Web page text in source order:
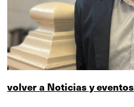
volver a Noticias y eventos